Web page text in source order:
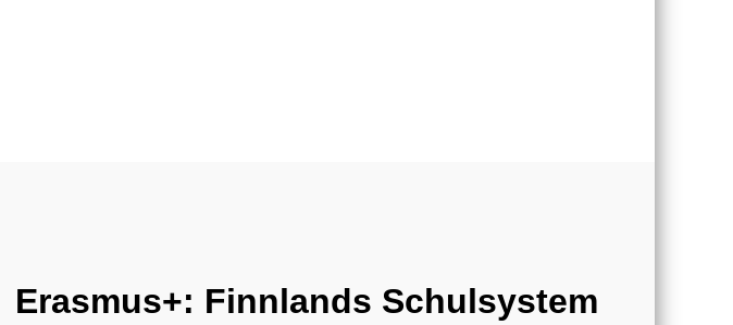
Erasmus+: Finnlands Schulsystem